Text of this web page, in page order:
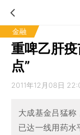
金融
重啤乙肝
点”
2011年12月08日
大成基金吕猛称
已达一线用药水